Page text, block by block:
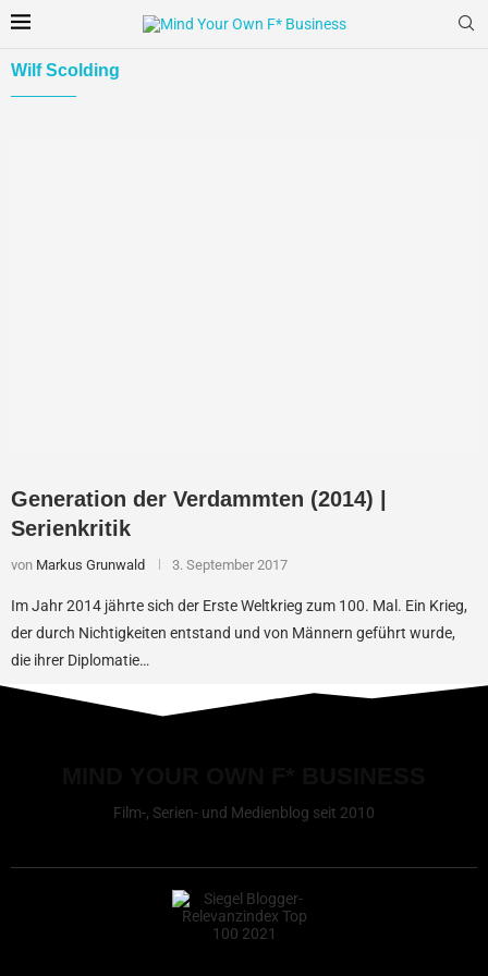
Wilf Scolding
Generation der Verdammten (2014) |
Serienkritik
von Markus Grunwald 3. September 2017
Im Jahr 2014 jährte sich der Erste Weltkrieg zum 100. Mal. Ein Krieg,
der durch Nichtigkeiten entstand und von Männern geführt wurde,
die ihrer Diplomatie…
Film-, Serien- und Medienblog seit 2010